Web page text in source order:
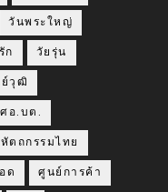
วันพระใหญ่
ก วัยรุ่น
วุฒิ
ศอ.บต.
ตถกรรมไทย
ด ศูนย์การค้า